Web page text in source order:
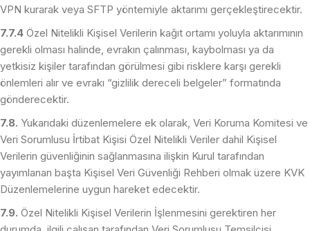
VPN kurarak veya SFTP yöntemiyle aktarımı gerçekleştirecektir.
7.7.4 Özel Nitelikli Kişisel Verilerin kağıt ortamı yoluyla aktarımının
gerekli olması halinde, evrakın çalınması, kaybolması ya da
yetkisiz kişiler tarafından görülmesi gibi risklere karşı gerekli
önlemleri alır ve evrakı “gizlilik dereceli belgeler” formatında
gönderecektir.
7.8. Yukarıdaki düzenlemelere ek olarak, Veri Koruma Komitesi ve
Veri Sorumlusu İrtibat Kişisi Özel Nitelikli Veriler dahil Kişisel
Verilerin güvenliğinin sağlanmasına ilişkin Kurul tarafından
yayımlanan başta Kişisel Veri Güvenliği Rehberi olmak üzere KVK
Düzenlemelerine uygun hareket edecektir.
7.9. Özel Nitelikli Kişisel Verilerin İşlenmesini gerektiren her